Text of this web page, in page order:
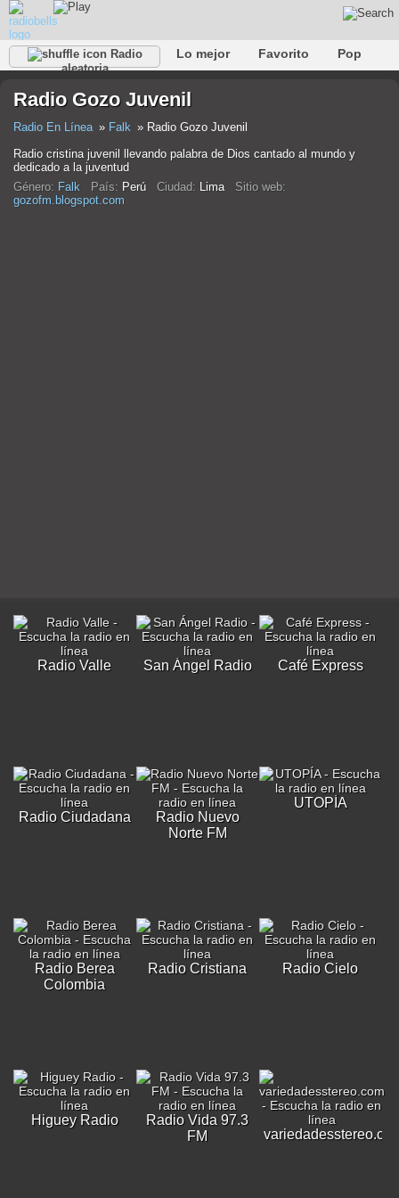
Radio
aleatoria
Lo mejor Favorito
Pop
Rap
Trans Falk Jazz
Radio Gozo Juvenil
Radio En Línea Falk
Radio Gozo Juvenil
Radio cristina juvenil llevando palabra de Dios cantado al mundo y
dedicado a la juventud
Género: Falk País: Perú Ciudad: Lima Sitio web:
gozofm.blogspot.com
Radio Valle San Ángel Radio Café Express
Radio Ciudadana
Radio Nuevo
Norte FM
UTOPÍA
Radio Berea
Colombia
Radio Cristiana Radio Cielo
Higuey Radio
Radio Vida 97.3
FM